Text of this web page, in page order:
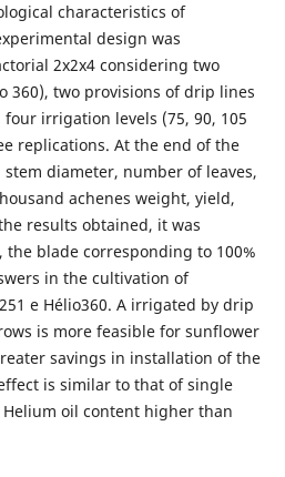
characteristics of
design was
2x2x4 considering two
360), two provisions of drip lines
irrigation levels (75, 90, 105
replications. At the end of the
diameter, number of leaves,
achenes weight, yield,
results obtained, it was
blade corresponding to 100%
in the cultivation of
e Hélio360. A irrigated by drip
is more feasible for sunflower
savings in installation of the
is similar to that of single
Helium oil content higher than